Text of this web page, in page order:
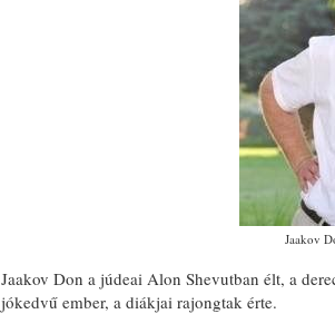
Jaakov
Jaakov Don a júdeai Alon Shevutban élt, a
jókedvű ember, a diákjai rajongtak érte.